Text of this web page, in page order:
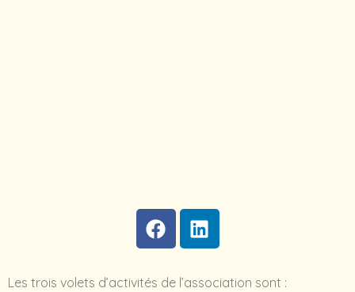
Les trois volets d’activités de l’association sont :